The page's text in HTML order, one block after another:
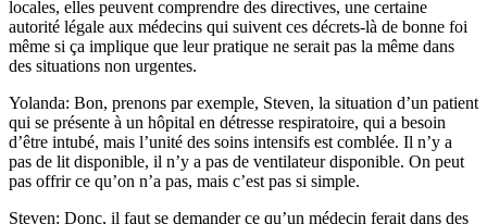
locales, elles peuvent comprendre des directives, une certaine
autorité légale aux médecins qui suivent ces décrets-là de bonne foi
même si ça implique que leur pratique ne serait pas la même dans
des situations non urgentes.
Yolanda: Bon, prenons par exemple, Steven, la situation d’un patient
qui se présente à un hôpital en détresse respiratoire, qui a besoin
d’être intubé, mais l’unité des soins intensifs est comblée. Il n’y a
pas de lit disponible, il n’y a pas de ventilateur disponible. On peut
pas offrir ce qu’on n’a pas, mais c’est pas si simple.
Steven: Donc, il faut se demander ce qu’un médecin ferait dans des